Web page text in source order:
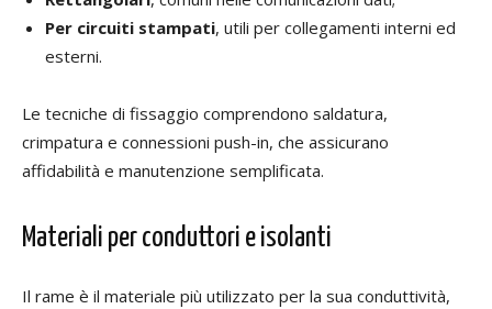
Per circuiti stampati, utili per collegamenti interni ed
esterni.
Le tecniche di fissaggio comprendono saldatura,
crimpatura e connessioni push-in, che assicurano
affidabilità e manutenzione semplificata.
Materiali per conduttori e isolanti
Il rame è il materiale più utilizzato per la sua conduttività,